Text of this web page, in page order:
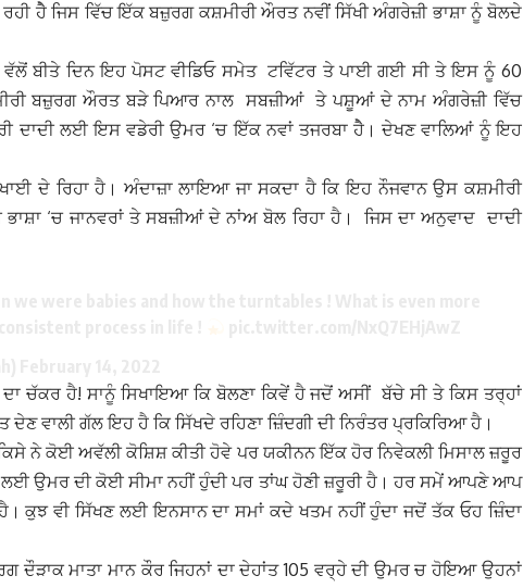
ਹੇੈ ਜਿਸ ਵਿੱਚ ਇੱਕ ਬਜ਼ੁਰਗ ਕਸ਼ਮੀਰੀ ਔਰਤ ਨਵੀਂ ਸਿੱਖੀ ਅੰਗਰੇਜ਼ੀ ਭਾਸ਼ਾ ਨੂੰ ਬੋਲਦੇ
ਬੀਤੇ ਦਿਨ ਇਹ ਪੋਸਟ ਵੀਡਿਓ ਸਮੇਤ ਟਵਿੱਟਰ ਤੇ ਪਾਈ ਗਈ ਸੀ ਤੇ ਇਸ ਨੂੰ 60
ਬਜ਼ੁਰਗ ਔਰਤ ਬੜੇ ਪਿਆਰ ਨਾਲ ਸਬਜ਼ੀਆਂ ਤੇ ਪਸ਼ੂਆਂ ਦੇ ਨਾਮ ਅੰਗਰੇਜ਼ੀ ਵਿੱਚ
ਦਾਦੀ ਲਈ ਇਸ ਵਡੇਰੀ ਉਮਰ ‘ਚ ਇੱਕ ਨਵਾਂ ਤਜਰਬਾ ਹੇੈ। ਦੇਖਣ ਵਾਲਿਆਂ ਨੂੰ ਇਹ
ਦੇ ਰਿਹਾ ਹੈ। ਅੰਦਾਜ਼ਾ ਲਾਇਆ ਜਾ ਸਕਦਾ ਹੈ ਕਿ ਇਹ ਨੌਜਵਾਨ ਉਸ ਕਸ਼ਮੀਰੀ
‘ਚ ਜਾਨਵਰਾਂ ਤੇ ਸਬਜ਼ੀਆਂ ਦੇ ਨਾਂਅ ਬੋਲ ਰਿਹਾ ਹੈ। ਜਿਸ ਦਾ ਅਨੁਵਾਦ ਦਾਦੀ
ਚੱਕਰ ਹੈ! ਸਾਨੂੰ ਸਿਖਾਇਆ ਕਿ ਬੋਲਣਾ ਕਿਵੇਂ ਹੈ ਜਦੋਂ ਅਸੀਂ ਬੱਚੇ ਸੀ ਤੇ ਕਿਸ ਤਰ੍ਹਾਂ
ਵਾਲੀ ਗੱਲ ਇਹ ਹੈ ਕਿ ਸਿੱਖਦੇ ਰਹਿਣਾ ਜ਼ਿੰਦਗੀ ਦੀ ਨਿਰੰਤਰ ਪ੍ਰਕਿਰਿਆ ਹੈ।
ਨੇ ਕੋਈ ਅਵੱਲੀ ਕੋਸ਼ਿਸ਼ ਕੀਤੀ ਹੋਵੇ ਪਰ ਯਕੀਨਨ ਇੱਕ ਹੋਰ ਨਿਵੇਕਲੀ ਮਿਸਾਲ ਜ਼ਰੂਰ
ਉਮਰ ਦੀ ਕੋਈ ਸੀਮਾ ਨਹੀਂ ਹੁੰਦੀ ਪਰ ਤਾਂਘ ਹੋਣੀ ਜ਼ਰੂਰੀ ਹੈ। ਹਰ ਸਮੇਂ ਆਪਣੇ ਆਪ
ਕੁਝ ਵੀ ਸਿੱਖਣ ਲਈ ਇਨਸਾਨ ਦਾ ਸਮਾਂ ਕਦੇ ਖਤਮ ਨਹੀਂ ਹੁੰਦਾ ਜਦੋਂ ਤੱਕ ਓਹ ਜ਼ਿੰਦਾ
ਦੌੜਾਕ ਮਾਤਾ ਮਾਨ ਕੌਰ ਜਿਹਨਾਂ ਦਾ ਦੇਹਾਂਤ 105 ਵਰ੍ਹੇ ਦੀ ਉਮਰ ਚ ਹੋਇਆ ਉਹਨਾਂ